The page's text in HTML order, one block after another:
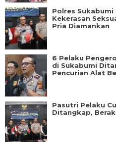
Polres
Kekerasan
Pria Diamankan
6 Pelaku
di Sukabumi
Pencurian Alat
Pasutri Pelaku
Ditangkap,